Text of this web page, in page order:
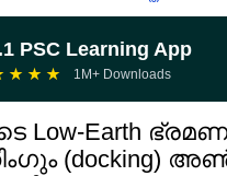
PSC Learning App
★ ★ ★ 1M+ Downloads
Low-Earth
(docking)